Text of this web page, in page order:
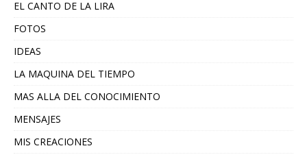
EL CANTO DE LA LIRA
FOTOS
IDEAS
LA MAQUINA DEL TIEMPO
MAS ALLA DEL CONOCIMIENTO
MENSAJES
MIS CREACIONES